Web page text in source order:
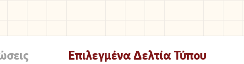
Επιλεγμένα Δελτία Τύπου